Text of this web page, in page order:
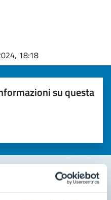
18:18
su questa
(da 1 a 5 stelle)
valutare la chiarezza delle
su 5